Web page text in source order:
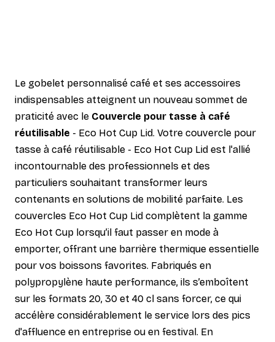
Le gobelet personnalisé café et ses accessoires
indispensables atteignent un nouveau sommet de
praticité avec le Couvercle pour tasse à café
réutilisable - Eco Hot Cup Lid. Votre couvercle pour
tasse à café réutilisable - Eco Hot Cup Lid est l'allié
incontournable des professionnels et des
particuliers souhaitant transformer leurs
contenants en solutions de mobilité parfaite. Les
couvercles Eco Hot Cup Lid complètent la gamme
Eco Hot Cup lorsqu’il faut passer en mode à
emporter, offrant une barrière thermique essentielle
pour vos boissons favorites. Fabriqués en
polypropylène haute performance, ils s’emboîtent
sur les formats 20, 30 et 40 cl sans forcer, ce qui
accélère considérablement le service lors des pics
d'affluence en entreprise ou en festival. En